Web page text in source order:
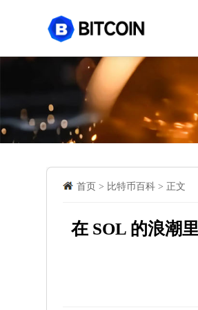
首页 > 比特币百科 > 正文
在 SOL 的浪潮